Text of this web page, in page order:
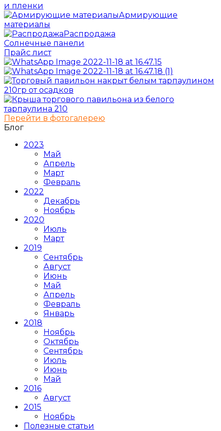
и пленки
Армирующие
материалы
Распродажа
Солнечные панели
Прайс лист
Перейти в фотогалерею
Блог
2023
Май
Апрель
Март
Февраль
2022
Декабрь
Ноябрь
2020
Июль
Март
2019
Сентябрь
Август
Июнь
Май
Апрель
Февраль
Январь
2018
Ноябрь
Октябрь
Сентябрь
Июль
Июнь
Май
2016
Август
2015
Ноябрь
Полезные статьи